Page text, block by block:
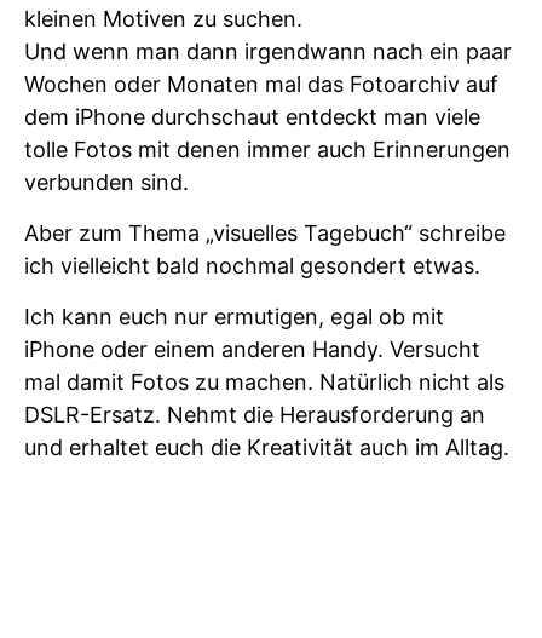
kleinen Motiven zu suchen.
Und wenn man dann irgendwann nach ein paar
Wochen oder Monaten mal das Fotoarchiv auf
dem iPhone durchschaut entdeckt man viele
tolle Fotos mit denen immer auch Erinnerungen
verbunden sind.
Aber zum Thema „visuelles Tagebuch“ schreibe
ich vielleicht bald nochmal gesondert etwas.
Ich kann euch nur ermutigen, egal ob mit
iPhone oder einem anderen Handy. Versucht
mal damit Fotos zu machen. Natürlich nicht als
DSLR-Ersatz. Nehmt die Herausforderung an
und erhaltet euch die Kreativität auch im Alltag.